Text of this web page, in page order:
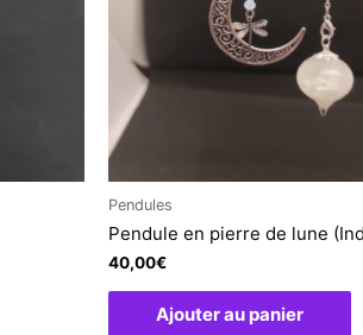
Pendules
Pendule en pierre de lune
40,00€
Ajouter au panier